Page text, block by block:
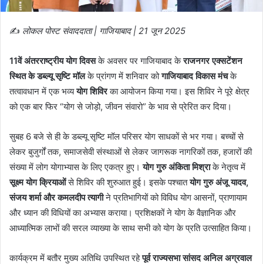
✍️ लोकल पोस्ट संवाददाता | गाजियाबाद | 21 जून 2025
11वें अंतरराष्ट्रीय योग दिवसके अवसर पर गाजियाबाद केराजनगर एक्सटेंशन
स्थित के डब्ल्यू सृष्टि मॉलके प्रांगण में शनिवार कोगाजियाबाद विकास मंचके
तत्वावधान में एक भव्ययोग शिविरका आयोजन किया गया। इस शिविर ने पूरे क्षेत्र
को एक बार फिर “योग से जोड़ो, जीवन संवारो” के भाव से प्रेरित कर दिया।
सुबह 6 बजे से ही के डब्ल्यू सृष्टि मॉल परिसर योग साधकों से भर गया। बच्चों से
लेकर बुजुर्गों तक, समाजसेवी संस्थाओं से लेकर जागरूक नागरिकों तक, हजारों की
संख्या में लोग योगाभ्यास के लिए एकत्र हुए।योग गुरु अंकिता मिश्राके नेतृत्व में
सूक्ष्म योग क्रियाओंसे शिविर की शुरुआत हुई। इसके पश्चातयोग गुरु अंजू यादव,
संजय शर्मा और कमलदीप त्यागीने प्रतिभागियों को विविध योग आसनों, प्राणायाम
और ध्यान की विधियों का अभ्यास कराया। प्रशिक्षकों ने योग के वैज्ञानिक और
आध्यात्मिक लाभों की सरल व्याख्या के साथ सभी को योग के प्रति उत्साहित किया।
कार्यक्रम में बतौर मुख्य अतिथि उपस्थित रहेपूर्व राज्यसभा सांसद अनिल अग्रवाल